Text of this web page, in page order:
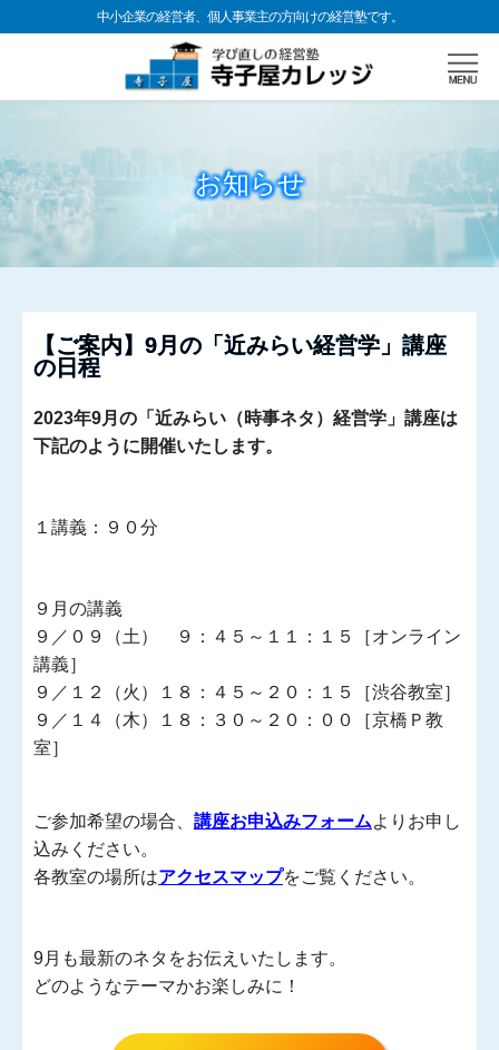
中小企業の経営者、個人事業主の方向けの経営塾です。
お知らせ
【ご案内】9月の「近みらい経営学」講座
の日程
2023年9月の「近みらい（時事ネタ）経営学」講座は
下記のように開催いたします。
１講義：９０分
９月の講義
９／０９（土） ９：４５～１１：１５［オンライン
講義］
９／１２（火）１８：４５～２０：１５［渋谷教室］
９／１４（木）１８：３０～２０：００［京橋Ｐ教
室］
ご参加希望の場合、 講座お申込みフォームよりお申し
込みください。
各教室の場所はアクセスマップをご覧ください。
9月も最新のネタをお伝えいたします。
どのようなテーマかお楽しみに！